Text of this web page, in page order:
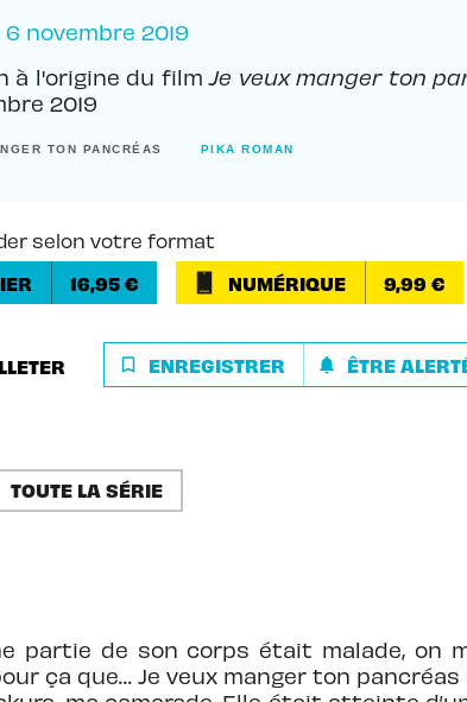
6 novembre 2019
à l'origine du film Je veux manger ton
2019
TON PANCRÉAS PIKA ROMAN
selon votre format
16,95 € NUMÉRIQUE 9,99 €
bookmark_border ENREGISTRER notifications ÊTRE
TOUTE LA SÉRIE
partie de son corps était malade, on
ça que… Je veux manger ton pancréas